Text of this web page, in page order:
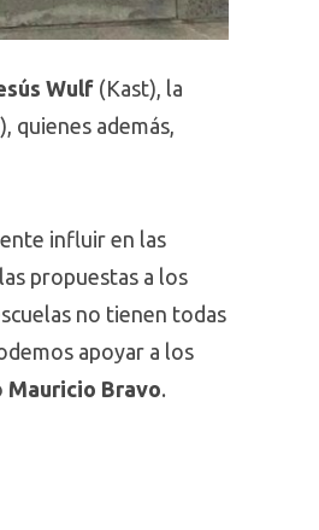
Wulf (Kast), la
quienes además,
influir en las
propuestas a los
no tienen todas
apoyar a los
Mauricio Bravo.